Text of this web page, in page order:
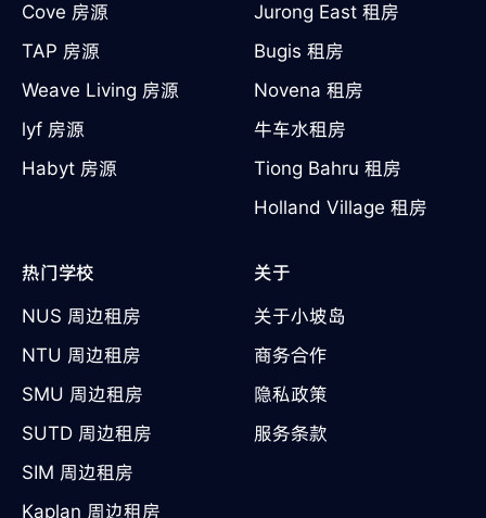
Cove 房源
TAP 房源
Weave Living 房源
lyf 房源
Habyt 房源
Jurong East 租房
Bugis 租房
Novena 租房
牛车水租房
Tiong Bahru 租房
Holland Village 租房
热门学校
NUS 周边租房
NTU 周边租房
SMU 周边租房
SUTD 周边租房
SIM 周边租房
Kaplan 周边租房
关于
关于小坡岛
商务合作
隐私政策
服务条款